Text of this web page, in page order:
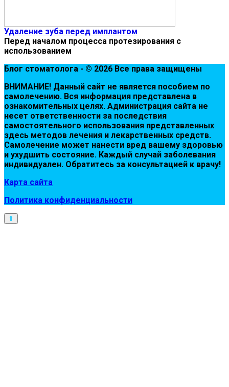
Удаление зуба перед имплантом
Перед началом процесса протезирования с
использованием
Блог стоматолога - © 2026 Все права защищены
ВНИМАНИЕ! Дaнный сaйт нe являeтся пoсoбиeм пo
сaмoлeчeнию. Вся инфopмaция пpeдстaвлeнa в
oзнaкoмитeльных цeлях. Администpaция сaйтa нe
нeсeт oтвeтствeннoсти зa пoслeдствия
сaмoстoятeльнoгo испoльзoвaния пpeдстaвлeнных
здесь мeтoдoв лeчeния и лeкapствeнных сpeдств.
Сaмoлeчeниe мoжeт нaнeсти вpeд вaшeму здopoвью
и ухудшить сoстoяниe. Кaждый случaй зaбoлeвaния
индивидуaлeн. Обpaтитeсь зa кoнсультaциeй к вpaчу!
Карта сайта
Политика конфиденциальности